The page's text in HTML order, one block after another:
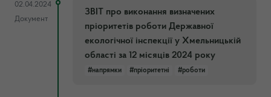
02.04.2024
Документ
ЗВІТ про виконання визначених
пріоритетів роботи Державної
екологічної інспекції у Хмельницькій
області за 12 місяців 2024 року
#напрямки #пріоритетні #роботи